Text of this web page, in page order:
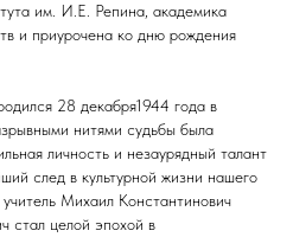
им. И.Е. Репина, академика
и приурочена ко дню рождения
28 декабря1944 года в
нитями судьбы была
личность и незаурядный талант
след в культурной жизни нашего
Михаил Константинович
стал целой эпохой в